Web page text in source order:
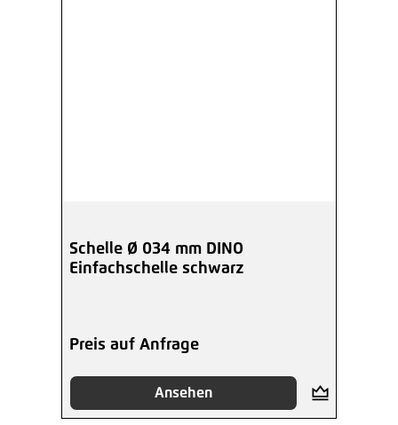
Schelle Ø 034 mm DINO
Einfachschelle schwarz
Preis auf Anfrage
Ansehen